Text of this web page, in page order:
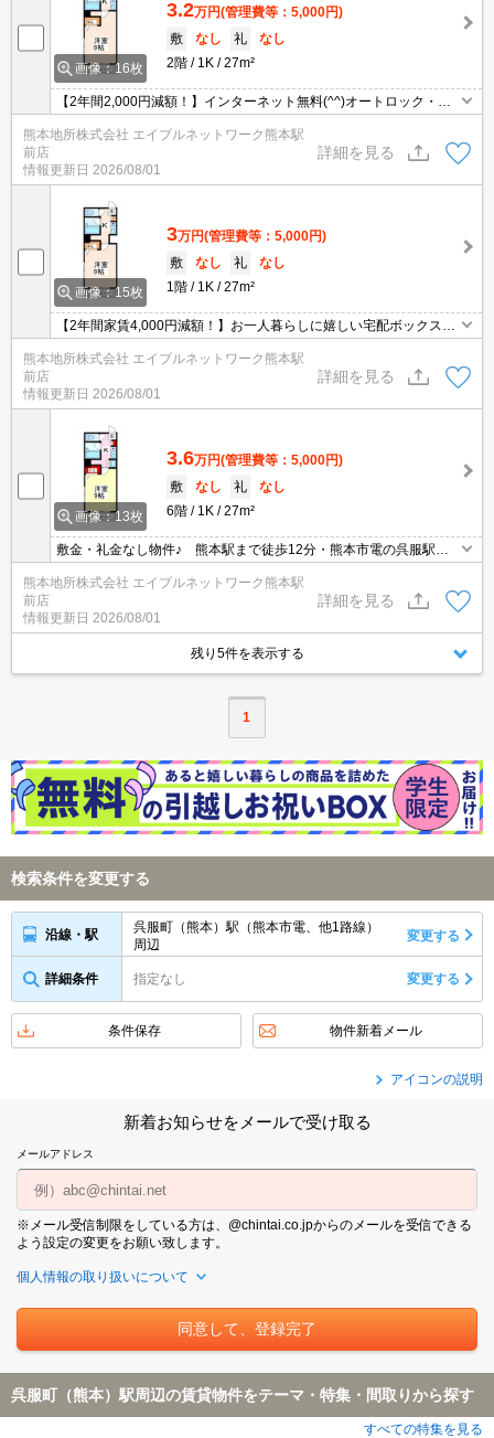
画像：16枚
3.2万円(管理費等：5,000円)
敷
なし 礼
なし
2階
1K 27m²
【2年間2,000円減額！】インターネット無料(^^)オートロック・エ
立地(^^)/路面電車・バスの利用しやすい場所です(^^)初期費用もご
熊本地所株式会社 エイブルネットワーク熊本駅
前店
情報更新日 2026/08/01
詳細を見る
画像：15枚
3万円(管理費等：5,000円)
敷
なし 礼
なし
1階
1K 27m²
【2年間家賃4,000円減額！】お一人暮らしに嬉しい宅配ボックス付
セブンイレブンまで徒歩4分。
熊本地所株式会社 エイブルネットワーク熊本駅
前店
情報更新日 2026/08/01
詳細を見る
画像：13枚
3.6万円(管理費等：5,000円)
敷
なし 礼
なし
6階
1K 27m²
敷金・礼金なし物件♪ 熊本駅まで徒歩12分・熊本市電の呉服駅ま
がお得♪エアコン1基付★ 中心部へアクセス良好♪ 学生の方へも
熊本地所株式会社 エイブルネットワーク熊本駅
前店
情報更新日 2026/08/01
詳細を見る
残り5件を表示する
1
検索条件を変更する
沿線・駅
呉服町（熊本）駅（熊本市電、他1路線）
周辺
変更する
詳細条件 指定なし 変更する
条件保存 物件新着メール
アイコンの説明
新着お知らせをメールで受け取る
メールアドレス
※メール受信制限をしている方は、@chintai.co.jpからのメールを受信できる
よう設定の変更をお願い致します。
個人情報の取り扱いについて
呉服町（熊本）駅周辺の賃貸物件をテーマ・特集・間取りから探す
すべての特集を見る